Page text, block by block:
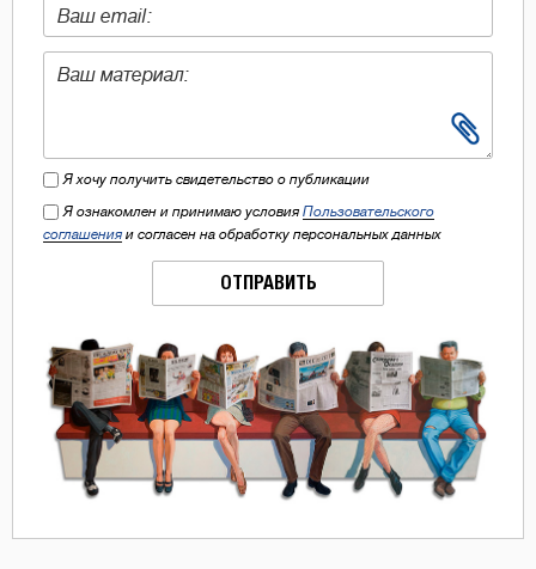
Я хочу получить свидетельство о публикации
Я ознакомлен и принимаю условия Пользовательского
соглашения и согласен на обработку персональных данных
ОТПРАВИТЬ